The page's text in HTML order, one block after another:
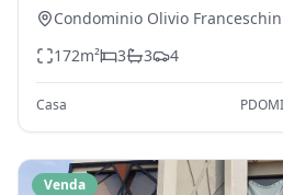
Condominio Olivio
172m² 3 3 4
Casa
Venda